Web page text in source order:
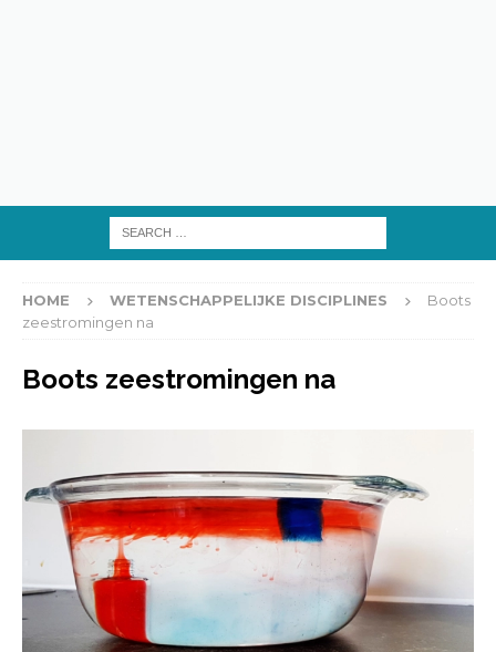
HOME WETENSCHAPPELIJKE DISCIPLINES
Boots
zeestromingen na
Boots zeestromingen na